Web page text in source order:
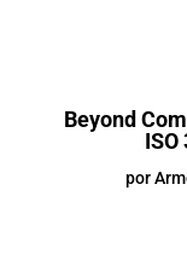
Beyond
por